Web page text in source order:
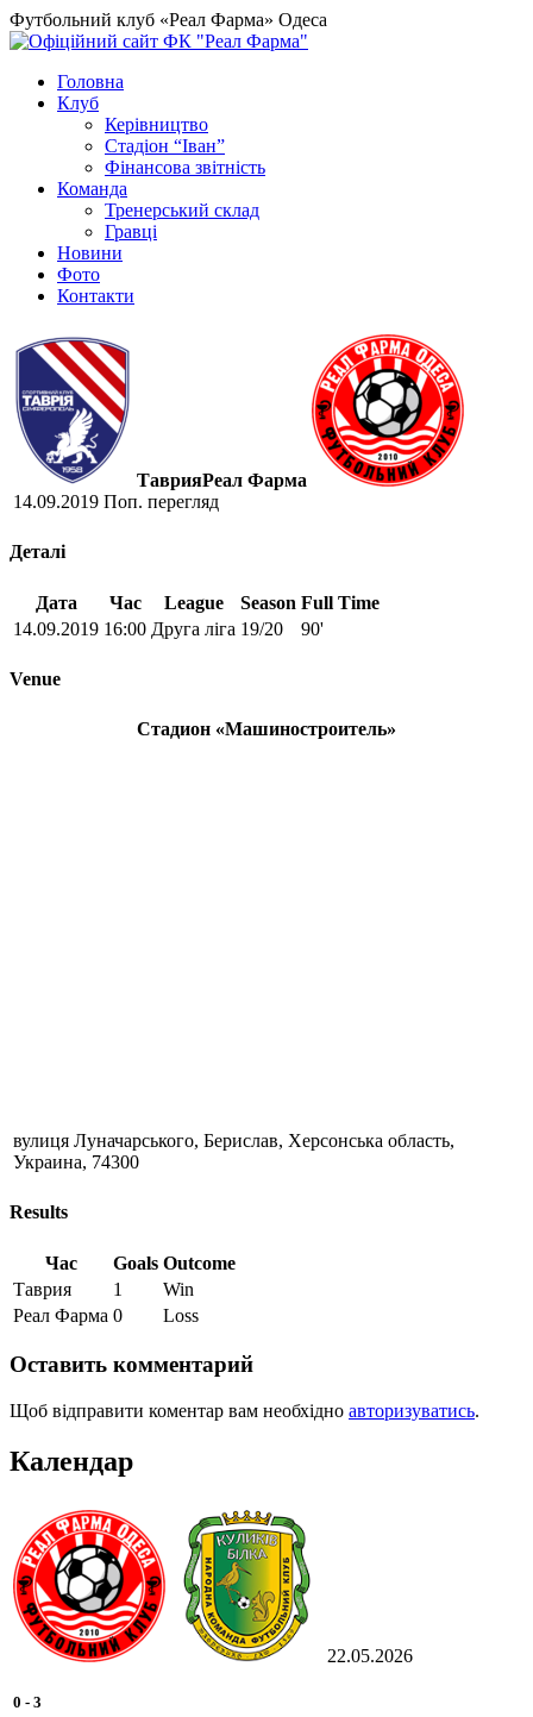
Футбольний клуб «Реал Фарма» Одеса
Головна
Клуб
Керівництво
Стадіон “Іван”
Фінансова звітність
Команда
Тренерський склад
Гравці
Новини
Фото
Контакти
ТаврияРеал Фарма
14.09.2019 Поп. перегляд
Деталі
Дата Час League Season Full Time
14.09.2019 16:00 Друга ліга 19/20 90'
Venue
Стадион «Машиностроитель»
вулиця Луначарського, Берислав, Херсонська область,
Украина, 74300
Results
Час Goals Outcome
Таврия
1
Win
Реал Фарма 0 Loss
Оставить комментарий
Щоб відправити коментар вам необхідно авторизуватись.
Календар
22.05.2026
0 - 3